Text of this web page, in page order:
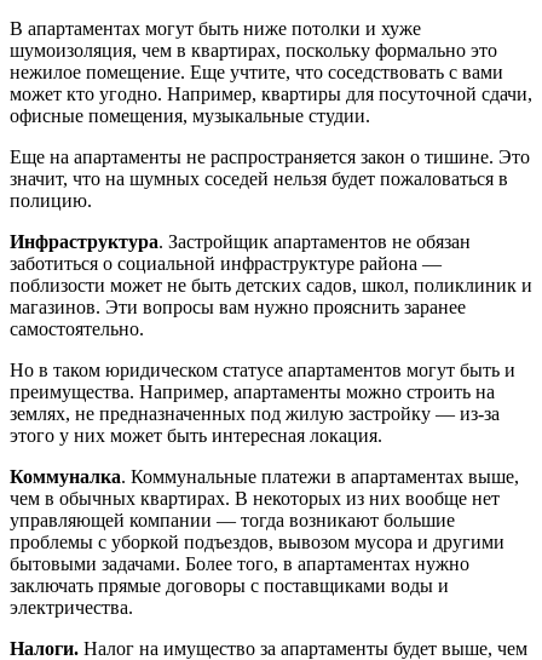
В апартаментах могут быть ниже потолки и хуже
шумоизоляция, чем в квартирах, поскольку формально это
нежилое помещение. Еще учтите, что соседствовать с вами
может кто угодно. Например, квартиры для посуточной сдачи,
офисные помещения, музыкальные студии.
Еще на апартаменты не распространяется закон о тишине. Это
значит, что на шумных соседей нельзя будет пожаловаться в
полицию.
Инфраструктура. Застройщик апартаментов не обязан
заботиться о социальной инфраструктуре района —
поблизости может не быть детских садов, школ, поликлиник и
магазинов. Эти вопросы вам нужно прояснить заранее
самостоятельно.
Но в таком юридическом статусе апартаментов могут быть и
преимущества. Например, апартаменты можно строить на
землях, не предназначенных под жилую застройку — из-за
этого у них может быть интересная локация.
Коммуналка. Коммунальные платежи в апартаментах выше,
чем в обычных квартирах. В некоторых из них вообще нет
управляющей компании — тогда возникают большие
проблемы с уборкой подъездов, вывозом мусора и другими
бытовыми задачами. Более того, в апартаментах нужно
заключать прямые договоры с поставщиками воды и
электричества.
Налоги. Налог на имущество за апартаменты будет выше, чем